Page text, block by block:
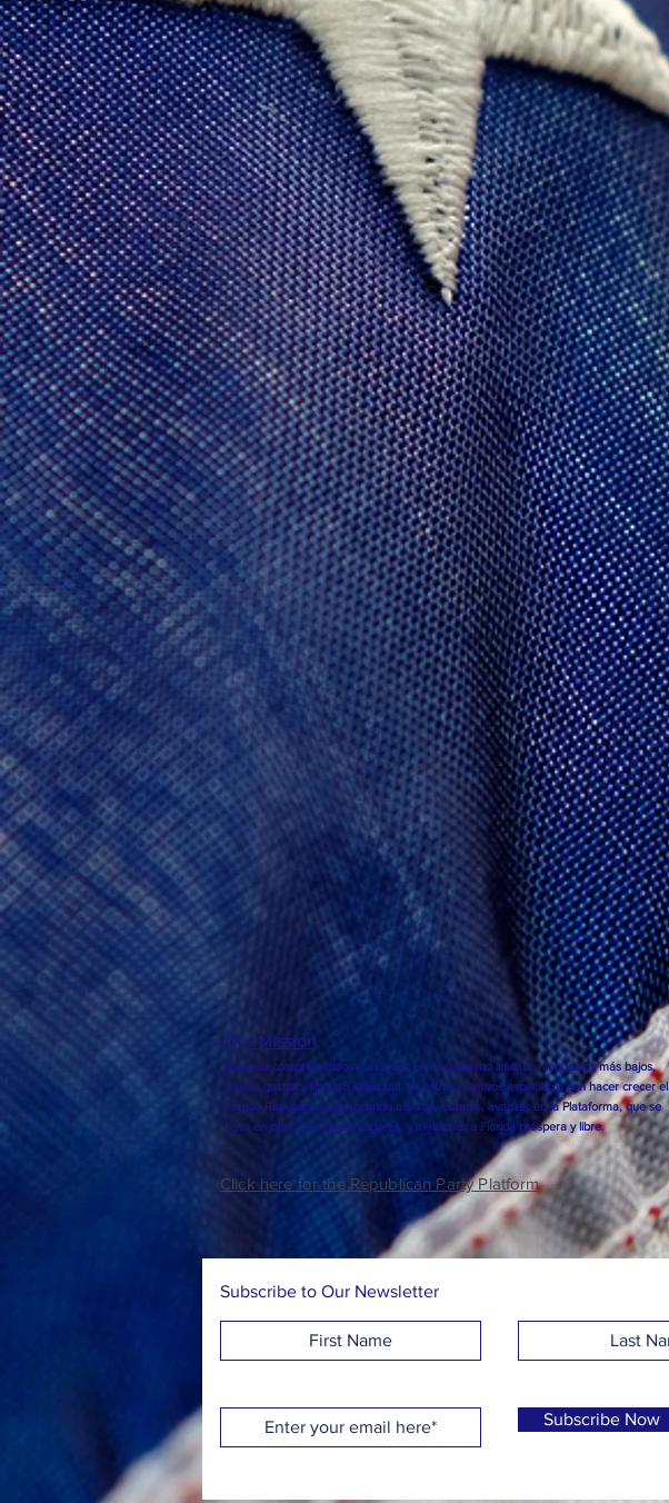
Our Mission
Estamos comprometidos a avanzar en un gobierno limitado, impuestos más bajos,
menos gastos y libertad individual. Nuestros objetivos específicos son hacer crecer el
Partido Republicano alcanzando nuevos votantes, avanzar en la Plataforma, que se
basa en principios conservadores, y mantener a Florida próspera y libre.
Click here for the Republican Party Platform
Subscribe to Our Newsletter
Subscribe Now